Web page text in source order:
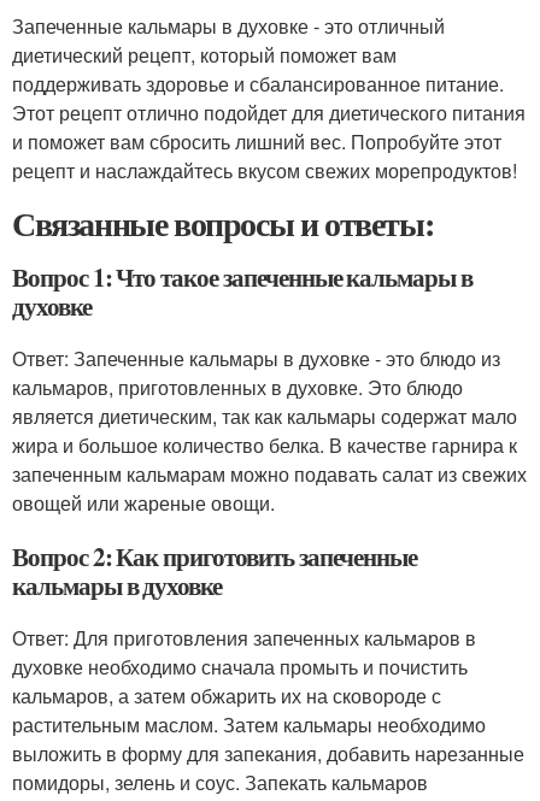
Запеченные кальмары в духовке - это отличный
диетический рецепт, который поможет вам
поддерживать здоровье и сбалансированное питание.
Этот рецепт отлично подойдет для диетического питания
и поможет вам сбросить лишний вес. Попробуйте этот
рецепт и наслаждайтесь вкусом свежих морепродуктов!
Связанные вопросы и ответы:
Вопрос 1: Что такое запеченные кальмары в
духовке
Ответ: Запеченные кальмары в духовке - это блюдо из
кальмаров, приготовленных в духовке. Это блюдо
является диетическим, так как кальмары содержат мало
жира и большое количество белка. В качестве гарнира к
запеченным кальмарам можно подавать салат из свежих
овощей или жареные овощи.
Вопрос 2: Как приготовить запеченные
кальмары в духовке
Ответ: Для приготовления запеченных кальмаров в
духовке необходимо сначала промыть и почистить
кальмаров, а затем обжарить их на сковороде с
растительным маслом. Затем кальмары необходимо
выложить в форму для запекания, добавить нарезанные
помидоры, зелень и соус. Запекать кальмаров